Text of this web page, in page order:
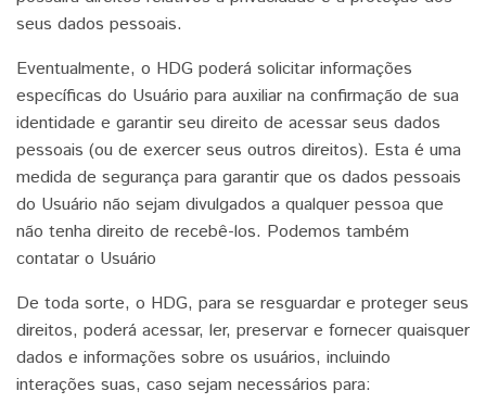
seus dados pessoais.
Eventualmente, o HDG poderá solicitar informações
específicas do Usuário para auxiliar na confirmação de sua
identidade e garantir seu direito de acessar seus dados
pessoais (ou de exercer seus outros direitos). Esta é uma
medida de segurança para garantir que os dados pessoais
do Usuário não sejam divulgados a qualquer pessoa que
não tenha direito de recebê-los. Podemos também
contatar o Usuário
De toda sorte, o HDG, para se resguardar e proteger seus
direitos, poderá acessar, ler, preservar e fornecer quaisquer
dados e informações sobre os usuários, incluindo
interações suas, caso sejam necessários para: